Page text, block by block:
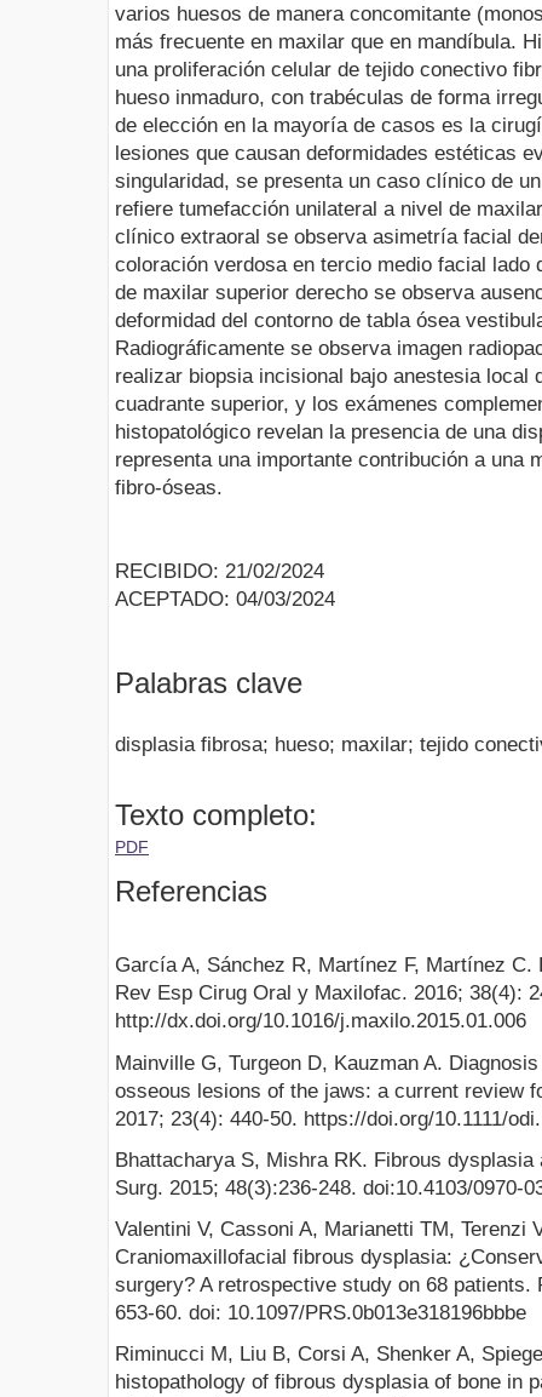
varios huesos de manera concomitante
más frecuente en maxilar que en mandíbula.
una proliferación celular de tejido conectivo
hueso inmaduro, con trabéculas de forma
de elección en la mayoría de casos es la
lesiones que causan deformidades estéticas
singularidad, se presenta un caso clínico de
refiere tumefacción unilateral a nivel de
clínico extraoral se observa asimetría facial
coloración verdosa en tercio medio facial lado
de maxilar superior derecho se observa
deformidad del contorno de tabla ósea
Radiográficamente se observa imagen
realizar biopsia incisional bajo anestesia local
cuadrante superior, y los exámenes
histopatológico revelan la presencia de una
representa una importante contribución a una
fibro-óseas.
RECIBIDO: 21/02/2024
ACEPTADO: 04/03/2024
Palabras clave
displasia fibrosa; hueso; maxilar; tejido
Texto completo:
PDF
Referencias
García A, Sánchez R, Martínez F, Martínez
Rev Esp Cirug Oral y Maxilofac. 2016; 38(4):
http://dx.doi.org/10.1016/j.maxilo.2015.01.006
Mainville G, Turgeon D, Kauzman A.
osseous lesions of the jaws: a current review
2017; 23(4): 440-50. https://doi.org/10.1111/
Bhattacharya S, Mishra RK. Fibrous
Surg. 2015; 48(3):236-248. doi:10.4103/0970-
Valentini V, Cassoni A, Marianetti TM, Terenzi
Craniomaxillofacial fibrous dysplasia:
surgery? A retrospective study on 68 patients.
653-60. doi: 10.1097/PRS.0b013e318196bbbe
Riminucci M, Liu B, Corsi A, Shenker A,
histopathology of fibrous dysplasia of bone in